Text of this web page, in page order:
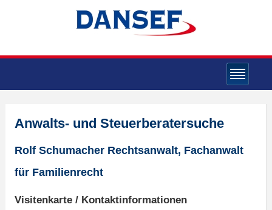
Anwalts- und Steuerberatersuche
Rolf Schumacher Rechtsanwalt, Fachanwalt
für Familienrecht
Visitenkarte / Kontaktinformationen